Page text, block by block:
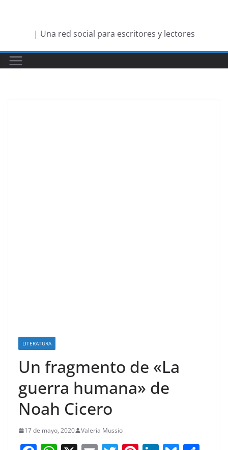
| Una red social para escritores y lectores
LITERATURA
Un fragmento de «La
guerra humana» de
Noah Cicero
17 de mayo, 2020 Valeria Mussio